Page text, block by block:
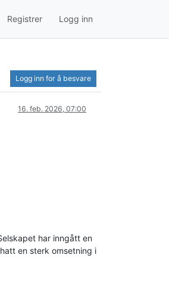
Registrer Logg inn
Logg inn for å besvare
16. feb. 2026, 07:00
har inngått en
en sterk omsetning i